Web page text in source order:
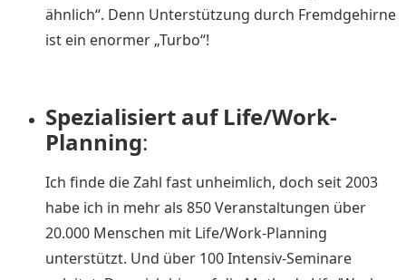
ähnlich“. Denn Unterstützung durch Fremdgehirne
ist ein enormer „Turbo“!
Spezialisiert auf Life/Work-
Planning:
Ich finde die Zahl fast unheimlich, doch seit 2003
habe ich in mehr als 850 Veranstaltungen über
20.000 Menschen mit Life/Work-Planning
unterstützt. Und über 100 Intensiv-Seminare